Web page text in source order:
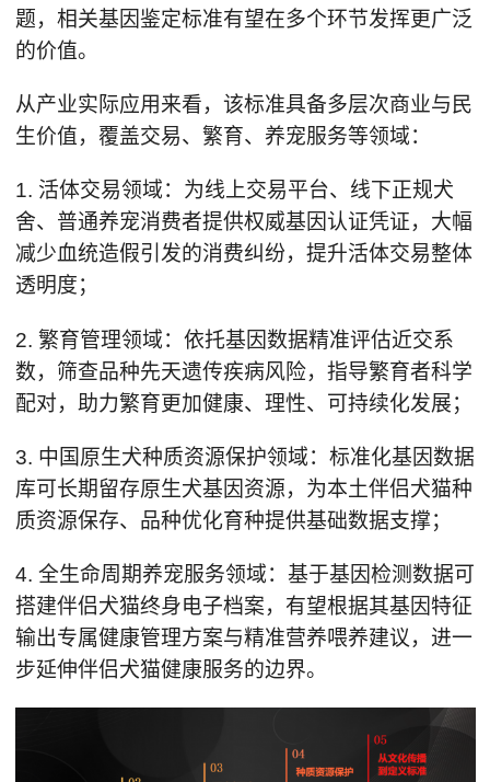
题，相关基因鉴定标准有望在多个环节发挥更广泛
的价值。
从产业实际应用来看，该标准具备多层次商业与民
生价值，覆盖交易、繁育、养宠服务等领域：
1. 活体交易领域：为线上交易平台、线下正规犬
舍、普通养宠消费者提供权威基因认证凭证，大幅
减少血统造假引发的消费纠纷，提升活体交易整体
透明度；
2. 繁育管理领域：依托基因数据精准评估近交系
数，筛查品种先天遗传疾病风险，指导繁育者科学
配对，助力繁育更加健康、理性、可持续化发展；
3. 中国原生犬种质资源保护领域：标准化基因数据
库可长期留存原生犬基因资源，为本土伴侣犬猫种
质资源保存、品种优化育种提供基础数据支撑；
4. 全生命周期养宠服务领域：基于基因检测数据可
搭建伴侣犬猫终身电子档案，有望根据其基因特征
输出专属健康管理方案与精准营养喂养建议，进一
步延伸伴侣犬猫健康服务的边界。